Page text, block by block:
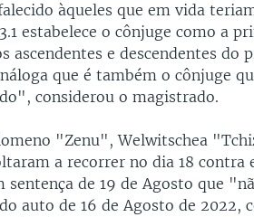
àqueles que em vida
estabelece o cônjuge como a
ascendentes e descendentes do
que é também o cônjuge
considerou o magistrado.
"Zenu", Welwitschea
a recorrer no dia 18 contra
de 19 de Agosto que
auto de 16 de Agosto de 2022,